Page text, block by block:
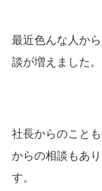
最近色んな人か
談が増えました。
社長からのこと
からの相談もあ
す。